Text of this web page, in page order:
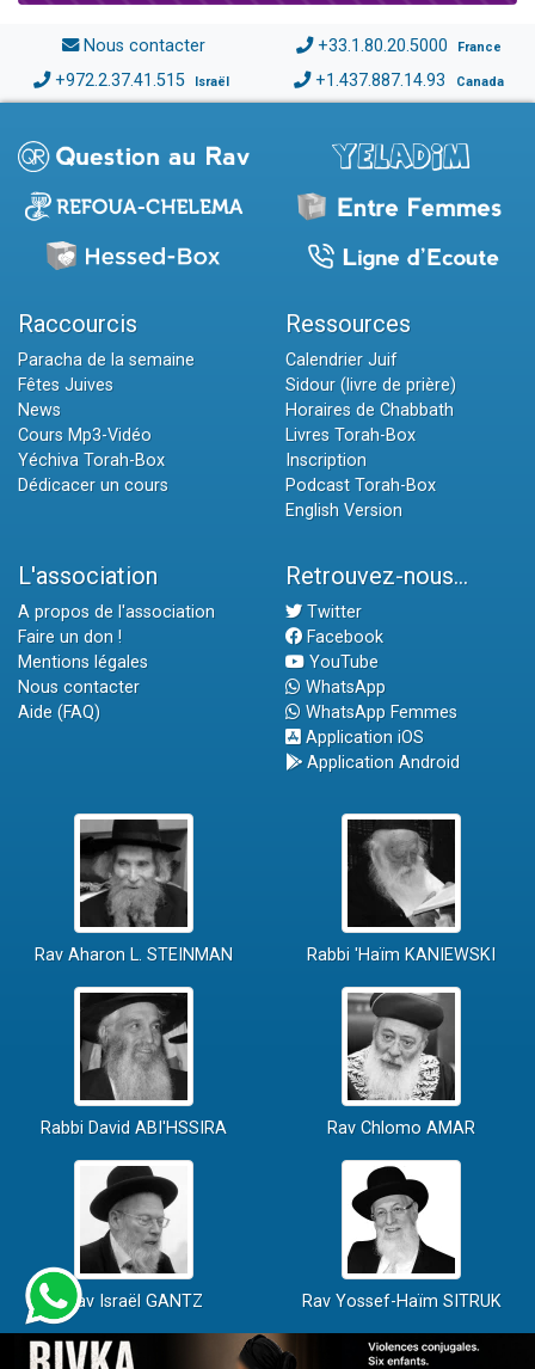
Nous contacter +33.1.80.20.5000 France
+972.2.37.41.515 Israël +1.437.887.14.93 Canada
Raccourcis
Paracha de la semaine
Fêtes Juives
News
Cours Mp3-Vidéo
Yéchiva Torah-Box
Dédicacer un cours
Ressources
Calendrier Juif
Sidour (livre de prière)
Horaires de Chabbath
Livres Torah-Box
Inscription
Podcast Torah-Box
English Version
L'association
A propos de l'association
Faire un don !
Mentions légales
Nous contacter
Aide (FAQ)
Retrouvez-nous...
Twitter
Facebook
YouTube
WhatsApp
WhatsApp Femmes
Application iOS
Application Android
Rav Aharon L. STEINMAN Rabbi 'Haïm KANIEWSKI
Rabbi David ABI'HSSIRA Rav Chlomo AMAR
Rav Israël GANTZ Rav Yossef-Haïm SITRUK